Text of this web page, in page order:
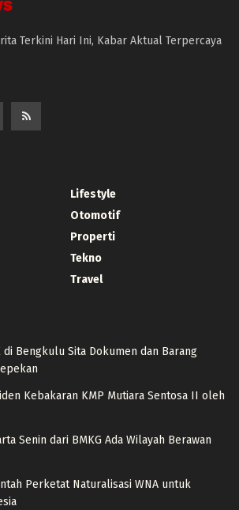
Terkini Hari Ini, Kabar Aktual Terpercaya
Lifestyle
Otomotif
Properti
Tekno
Travel
di Bengkulu Sita Dokumen dan Barang
Kebakaran KMP Mutiara Sentosa II oleh
Senin dari BMKG Ada Wilayah Berawan
Perketat Naturalisasi WNA untuk